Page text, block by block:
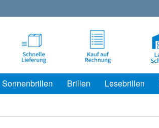
Sonnenbrillen Brillen Lesebrillen